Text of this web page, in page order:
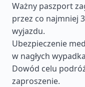
Ważny paszport
przez co najmniej
wyjazdu.
Ubezpieczenie
w nagłych
Dowód celu
zaproszenie.